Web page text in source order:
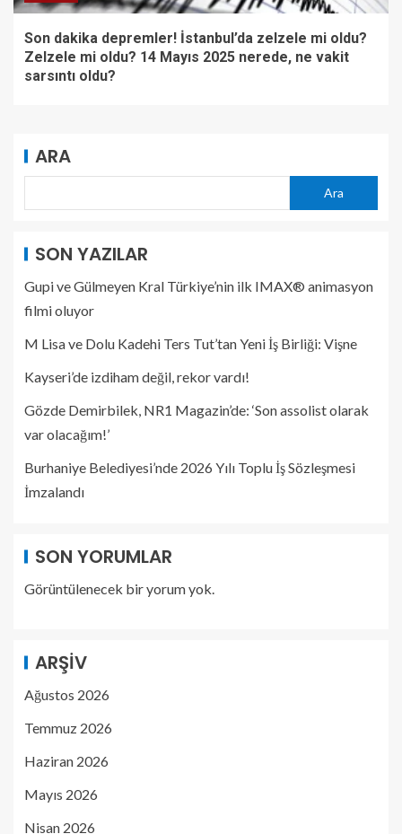
Son dakika depremler! İstanbul’da zelzele mi oldu?
Zelzele mi oldu? 14 Mayıs 2025 nerede, ne vakit
sarsıntı oldu?
ARA
Ara
SON YAZILAR
Gupi ve Gülmeyen Kral Türkiye’nin ilk IMAX® animasyon
filmi oluyor
M Lisa ve Dolu Kadehi Ters Tut’tan Yeni İş Birliği: Vişne
Kayseri’de izdiham değil, rekor vardı!
Gözde Demirbilek, NR1 Magazin’de: ‘Son assolist olarak
var olacağım!’
Burhaniye Belediyesi’nde 2026 Yılı Toplu İş Sözleşmesi
İmzalandı
SON YORUMLAR
Görüntülenecek bir yorum yok.
ARŞIV
Ağustos 2026
Temmuz 2026
Haziran 2026
Mayıs 2026
Nisan 2026